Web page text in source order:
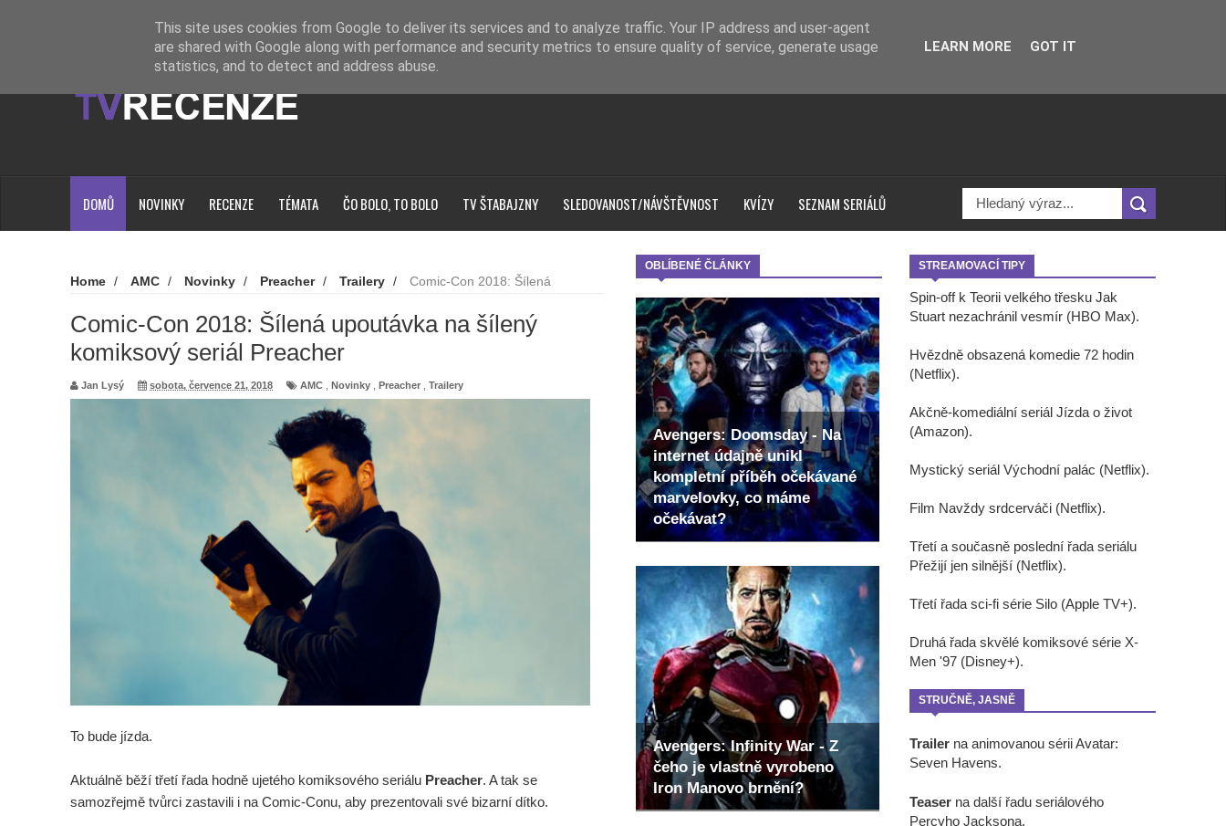
Loading...
DOMŮ NOVINKY RECENZE TÉMATA ČO BOLO, TO BOLO TV ŠTABAJZNY SLEDOVANOST/NÁVŠTĚVNOST KVÍZY SEZNAM SERIÁLŮ
OBLÍBENÉ ČLÁNKY
Avengers: Doomsday - Na
internet údajně unikl
kompletní příběh očekávané
marvelovky, co máme
očekávat?
Avengers: Infinity War - Z
čeho je vlastně vyrobeno
Iron Manovo brnění?
Home / AMC / Novinky / Preacher / Trailery /
Comic-Con 2018: Šílená
Comic-Con 2018: Šílená upoutávka na šílený
komiksový seriál Preacher
Jan Lysý sobota, července 21, 2018 AMC Novinky Preacher Trailery
To bude jízda.
Aktuálně běží třetí řada hodně ujetého komiksového seriálu Preacher. A tak se
samozřejmě tvůrci zastavili i na Comic-Conu, aby prezentovali své bizarní dítko.
STREAMOVACÍ TIPY
Spin-off k Teorii velkého třesku Jak
Stuart nezachránil vesmír (HBO Max).
Hvězdně obsazená komedie 72 hodin
(Netflix).
Akčně-komediální seriál Jízda o život
(Amazon).
Mystický seriál Východní palác (Netflix).
Film Navždy srdcerváči (Netflix).
Třetí a současně poslední řada seriálu
Přežijí jen silnější (Netflix).
Třetí řada sci-fi série Silo (Apple TV+).
Druhá řada skvělé komiksové série X-
Men '97 (Disney+).
STRUČNĚ, JASNĚ
Trailer na animovanou sérii Avatar:
Seven Havens.
Teaser na další řadu seriálového
Percyho Jacksona.
This site uses cookies from Google to deliver its services and to analyze traffic. Your IP address and user-agent
are shared with Google along with performance and security metrics to ensure quality of service, generate usage
statistics, and to detect and address abuse.
LEARN MORE GOT IT